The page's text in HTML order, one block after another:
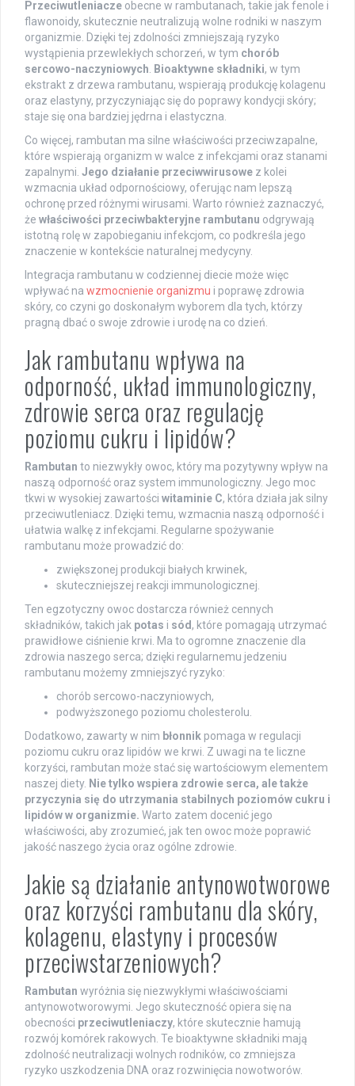
Przeciwutleniacze obecne w rambutanach, takie jak fenole i
flawonoidy, skutecznie neutralizują wolne rodniki w naszym
organizmie. Dzięki tej zdolności zmniejszają ryzyko
wystąpienia przewlekłych schorzeń, w tym chorób
sercowo-naczyniowych
Bioaktywne składniki, w tym
ekstrakt z drzewa rambutanu, wspierają produkcję kolagenu
oraz elastyny, przyczyniając się do poprawy kondycji skóry;
staje się ona bardziej jędrna i elastyczna.
Co więcej, rambutan ma silne właściwości przeciwzapalne,
które wspierają organizm w walce z infekcjami oraz stanami
zapalnymi. Jego działanie przeciwwirusowe z kolei
wzmacnia układ odpornościowy, oferując nam lepszą
ochronę przed różnymi wirusami. Warto również zaznaczyć,
że właściwości przeciwbakteryjne rambutanu odgrywają
istotną rolę w zapobieganiu infekcjom, co podkreśla jego
znaczenie w kontekście naturalnej medycyny.
Integracja rambutanu w codziennej diecie może więc
wpływać na wzmocnienie organizmu i poprawę zdrowia
skóry, co czyni go doskonałym wyborem dla tych, którzy
pragną dbać o swoje zdrowie i urodę na co dzień.
Jak rambutanu wpływa na
odporność, układ immunologiczny,
zdrowie serca oraz regulację
poziomu cukru i lipidów?
Rambutan to niezwykły owoc, który ma pozytywny wpływ na
naszą odporność oraz system immunologiczny. Jego moc
tkwi w wysokiej zawartości witaminie C, która działa jak silny
przeciwutleniacz. Dzięki temu, wzmacnia naszą odporność i
ułatwia walkę z infekcjami. Regularne spożywanie
rambutanu może prowadzić do:
zwiększonej produkcji białych krwinek,
skuteczniejszej reakcji immunologicznej.
Ten egzotyczny owoc dostarcza również cennych
składników, takich jak potas i sód , które pomagają utrzymać
prawidłowe ciśnienie krwi. Ma to ogromne znaczenie dla
zdrowia naszego serca; dzięki regularnemu jedzeniu
rambutanu możemy zmniejszyć ryzyko:
chorób sercowo-naczyniowych,
podwyższonego poziomu cholesterolu.
Dodatkowo, zawarty w nim błonnik pomaga w regulacji
poziomu cukru oraz lipidów we krwi. Z uwagi na te liczne
korzyści, rambutan może stać się wartościowym elementem
naszej diety. Nie tylko wspiera zdrowie serca, ale także
przyczynia się do utrzymania stabilnych poziomów cukru i
lipidów w organizmie. Warto zatem docenić jego
właściwości, aby zrozumieć, jak ten owoc może poprawić
jakość naszego życia oraz ogólne zdrowie.
Jakie są działanie antynowotworowe
oraz korzyści rambutanu dla skóry,
kolagenu, elastyny i procesów
przeciwstarzeniowych?
Rambutan wyróżnia się niezwykłymi właściwościami
antynowotworowymi. Jego skuteczność opiera się na
obecności przeciwutleniaczy, które skutecznie hamują
rozwój komórek rakowych. Te bioaktywne składniki mają
zdolność neutralizacji wolnych rodników, co zmniejsza
ryzyko uszkodzenia DNA oraz rozwinięcia nowotworów.